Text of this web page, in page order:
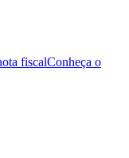
fiscalConheça o